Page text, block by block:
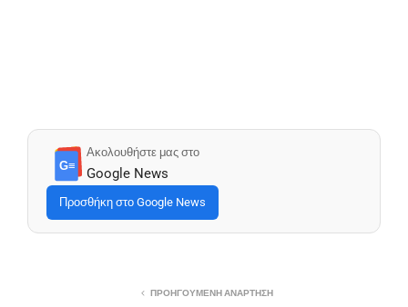
G≡
Ακολουθήστε μας στο
Google News
Προσθήκη στο Google News
ΠΡΟΗΓΟΎΜΕΝΗ ΑΝΆΡΤΗΣΗ